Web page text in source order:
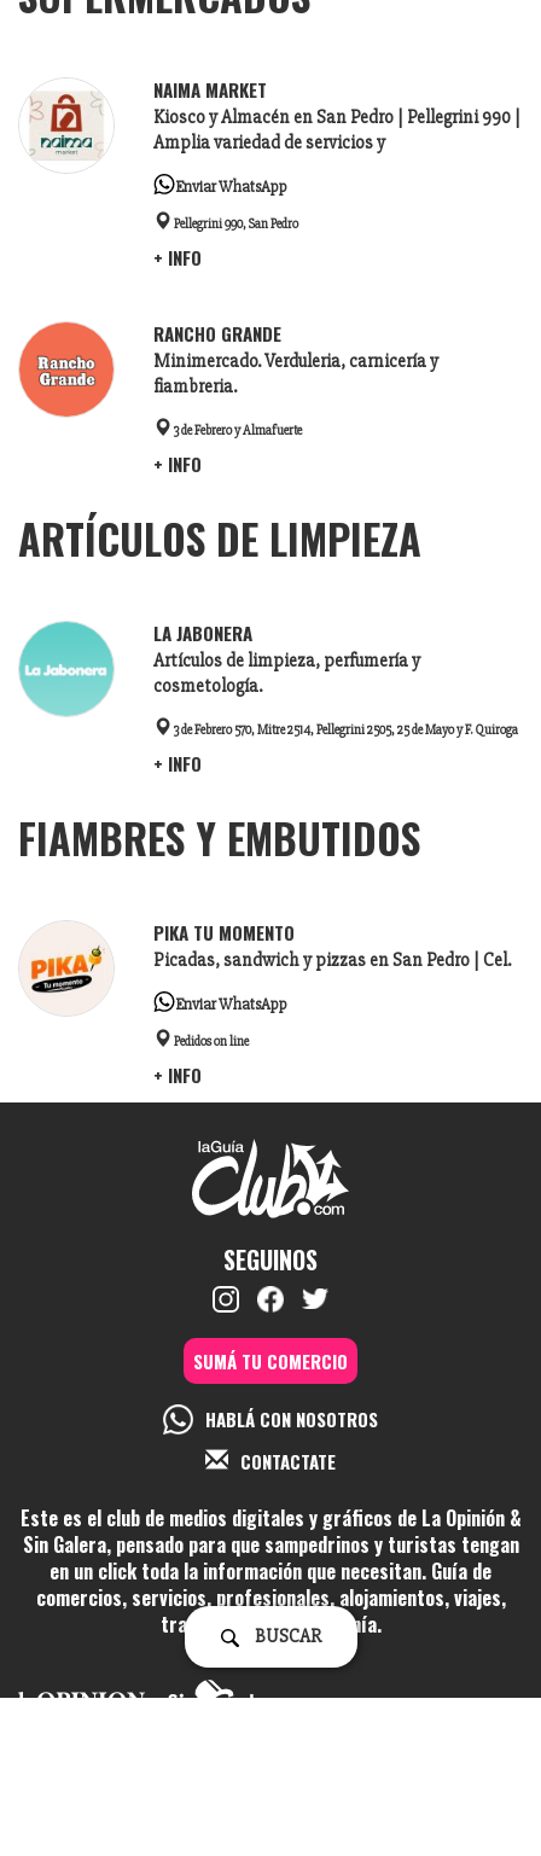
NAIMA MARKET
Kiosco y Almacén en San Pedro | Pellegrini 990 |
Amplia variedad de servicios y
Enviar WhatsApp
Pellegrini 990, San Pedro
+ INFO
RANCHO GRANDE
Minimercado. Verduleria, carnicería y
fiambreria.
3 de Febrero y Almafuerte
+ INFO
ARTÍCULOS DE LIMPIEZA
LA JABONERA
Artículos de limpieza, perfumería y
cosmetología.
3 de Febrero 570, Mitre 2514, Pellegrini 2505, 25 de Mayo y F. Quiroga
+ INFO
FIAMBRES Y EMBUTIDOS
PIKA TU MOMENTO
Picadas, sandwich y pizzas en San Pedro | Cel.
Enviar WhatsApp
Pedidos on line
+ INFO
SEGUINOS
SUMÁ TU COMERCIO
HABLÁ CON NOSOTROS
CONTACTATE
Este es el club de medios digitales y gráficos de La Opinión &
Sin Galera, pensado para que sampedrinos y turistas tengan
en un click toda la información que necesitan. Guía de
comercios, servicios, profesionales, alojamientos, viajes,
transporte y gastronomía.
BUSCAR